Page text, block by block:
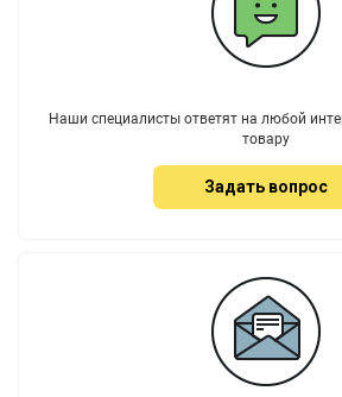
Наши специалисты ответят на любой
товару
Задать вопрос